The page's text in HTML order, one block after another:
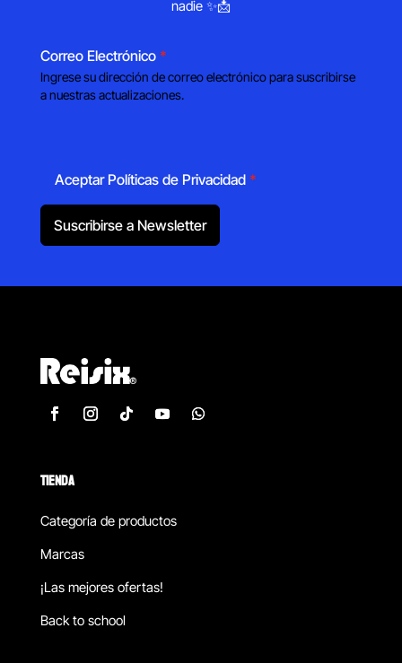
nadie ✨📩
Correo Electrónico *
Ingrese su dirección de correo electrónico para suscribirse
a nuestras actualizaciones.
Aceptar Políticas de Privacidad *
Suscribirse a Newsletter
TIENDA
Categoría de productos
Marcas
¡Las mejores ofertas!
Back to school